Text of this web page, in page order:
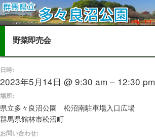
野菜即売会
日時:
2023年5月14日 @ 9:30 am – 12:30 pm
場所:
県立多々良沼公園 松沼南駐車場入口広場
群馬県館林市松沼町
お問い合わせ: